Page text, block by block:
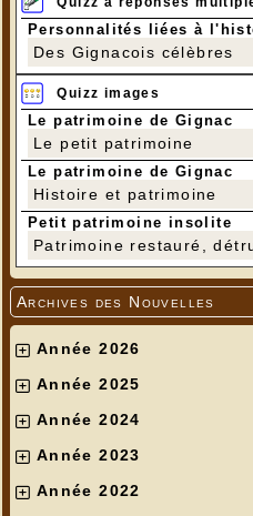
Personnalités liées à
Des Gignacois célèbres
Quizz images
Le patrimoine de Gignac
Le petit patrimoine
Le patrimoine de Gignac
Histoire et patrimoine
Petit patrimoine insolite
Patrimoine restauré,
Archives des Nouvelles
Année 2026
Année 2025
Année 2024
Année 2023
Année 2022